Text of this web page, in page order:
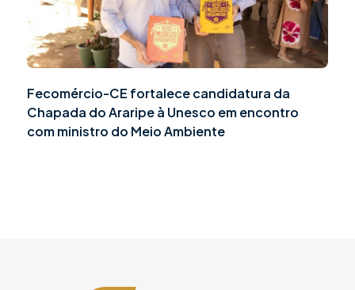
Fecomércio-CE fortalece candidatura da
Chapada do Araripe à Unesco em encontro
com ministro do Meio Ambiente